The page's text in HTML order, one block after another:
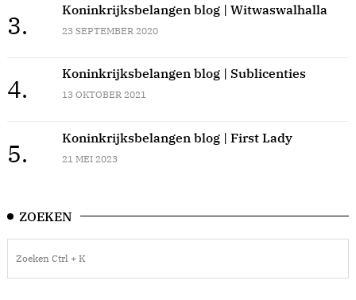
3.
Koninkrijksbelangen blog | Witwaswalhalla
23 SEPTEMBER 2020
4.
Koninkrijksbelangen blog | Sublicenties
13 OKTOBER 2021
5.
Koninkrijksbelangen blog | First Lady
21 MEI 2023
ZOEKEN